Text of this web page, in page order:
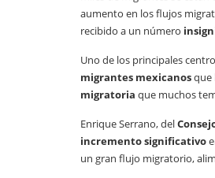
aumento en los flujos
recibido a un número
Uno de los principales
migrantes mexicanosque
migratoria que muchos
Enrique Serrano, del
incremento significativo
un gran flujo migratorio,